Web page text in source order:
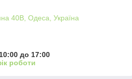
40В, Одеса, Україна
до 17:00
роботи